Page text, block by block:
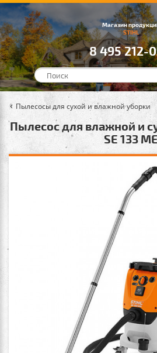
Магазин
STIHL
8 495 212-
Пылесосы для сухой и влажной уборки
Пылесос для влажной и
SE 133 ME